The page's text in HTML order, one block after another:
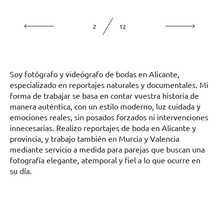
2 12
Soy fotógrafo y videógrafo de bodas en Alicante,
especializado en reportajes naturales y documentales. Mi
forma de trabajar se basa en contar vuestra historia de
manera auténtica, con un estilo moderno, luz cuidada y
emociones reales, sin posados forzados ni intervenciones
innecesarias. Realizo reportajes de boda en Alicante y
provincia, y trabajo también en Murcia y Valencia
mediante servicio a medida para parejas que buscan una
fotografía elegante, atemporal y fiel a lo que ocurre en
su día.